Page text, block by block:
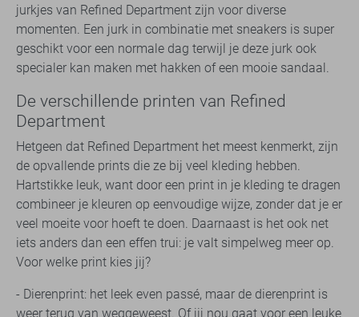
jurkjes van Refined Department zijn voor diverse
momenten. Een jurk in combinatie met sneakers is super
geschikt voor een normale dag terwijl je deze jurk ook
specialer kan maken met hakken of een mooie sandaal.
De verschillende printen van Refined
Department
Hetgeen dat Refined Department het meest kenmerkt, zijn
de opvallende prints die ze bij veel kleding hebben.
Hartstikke leuk, want door een print in je kleding te dragen
combineer je kleuren op eenvoudige wijze, zonder dat je er
veel moeite voor hoeft te doen. Daarnaast is het ook net
iets anders dan een effen trui: je valt simpelweg meer op.
Voor welke print kies jij?
- Dierenprint: het leek even passé, maar de dierenprint is
weer terug van weggeweest. Of jij nou gaat voor een leuke